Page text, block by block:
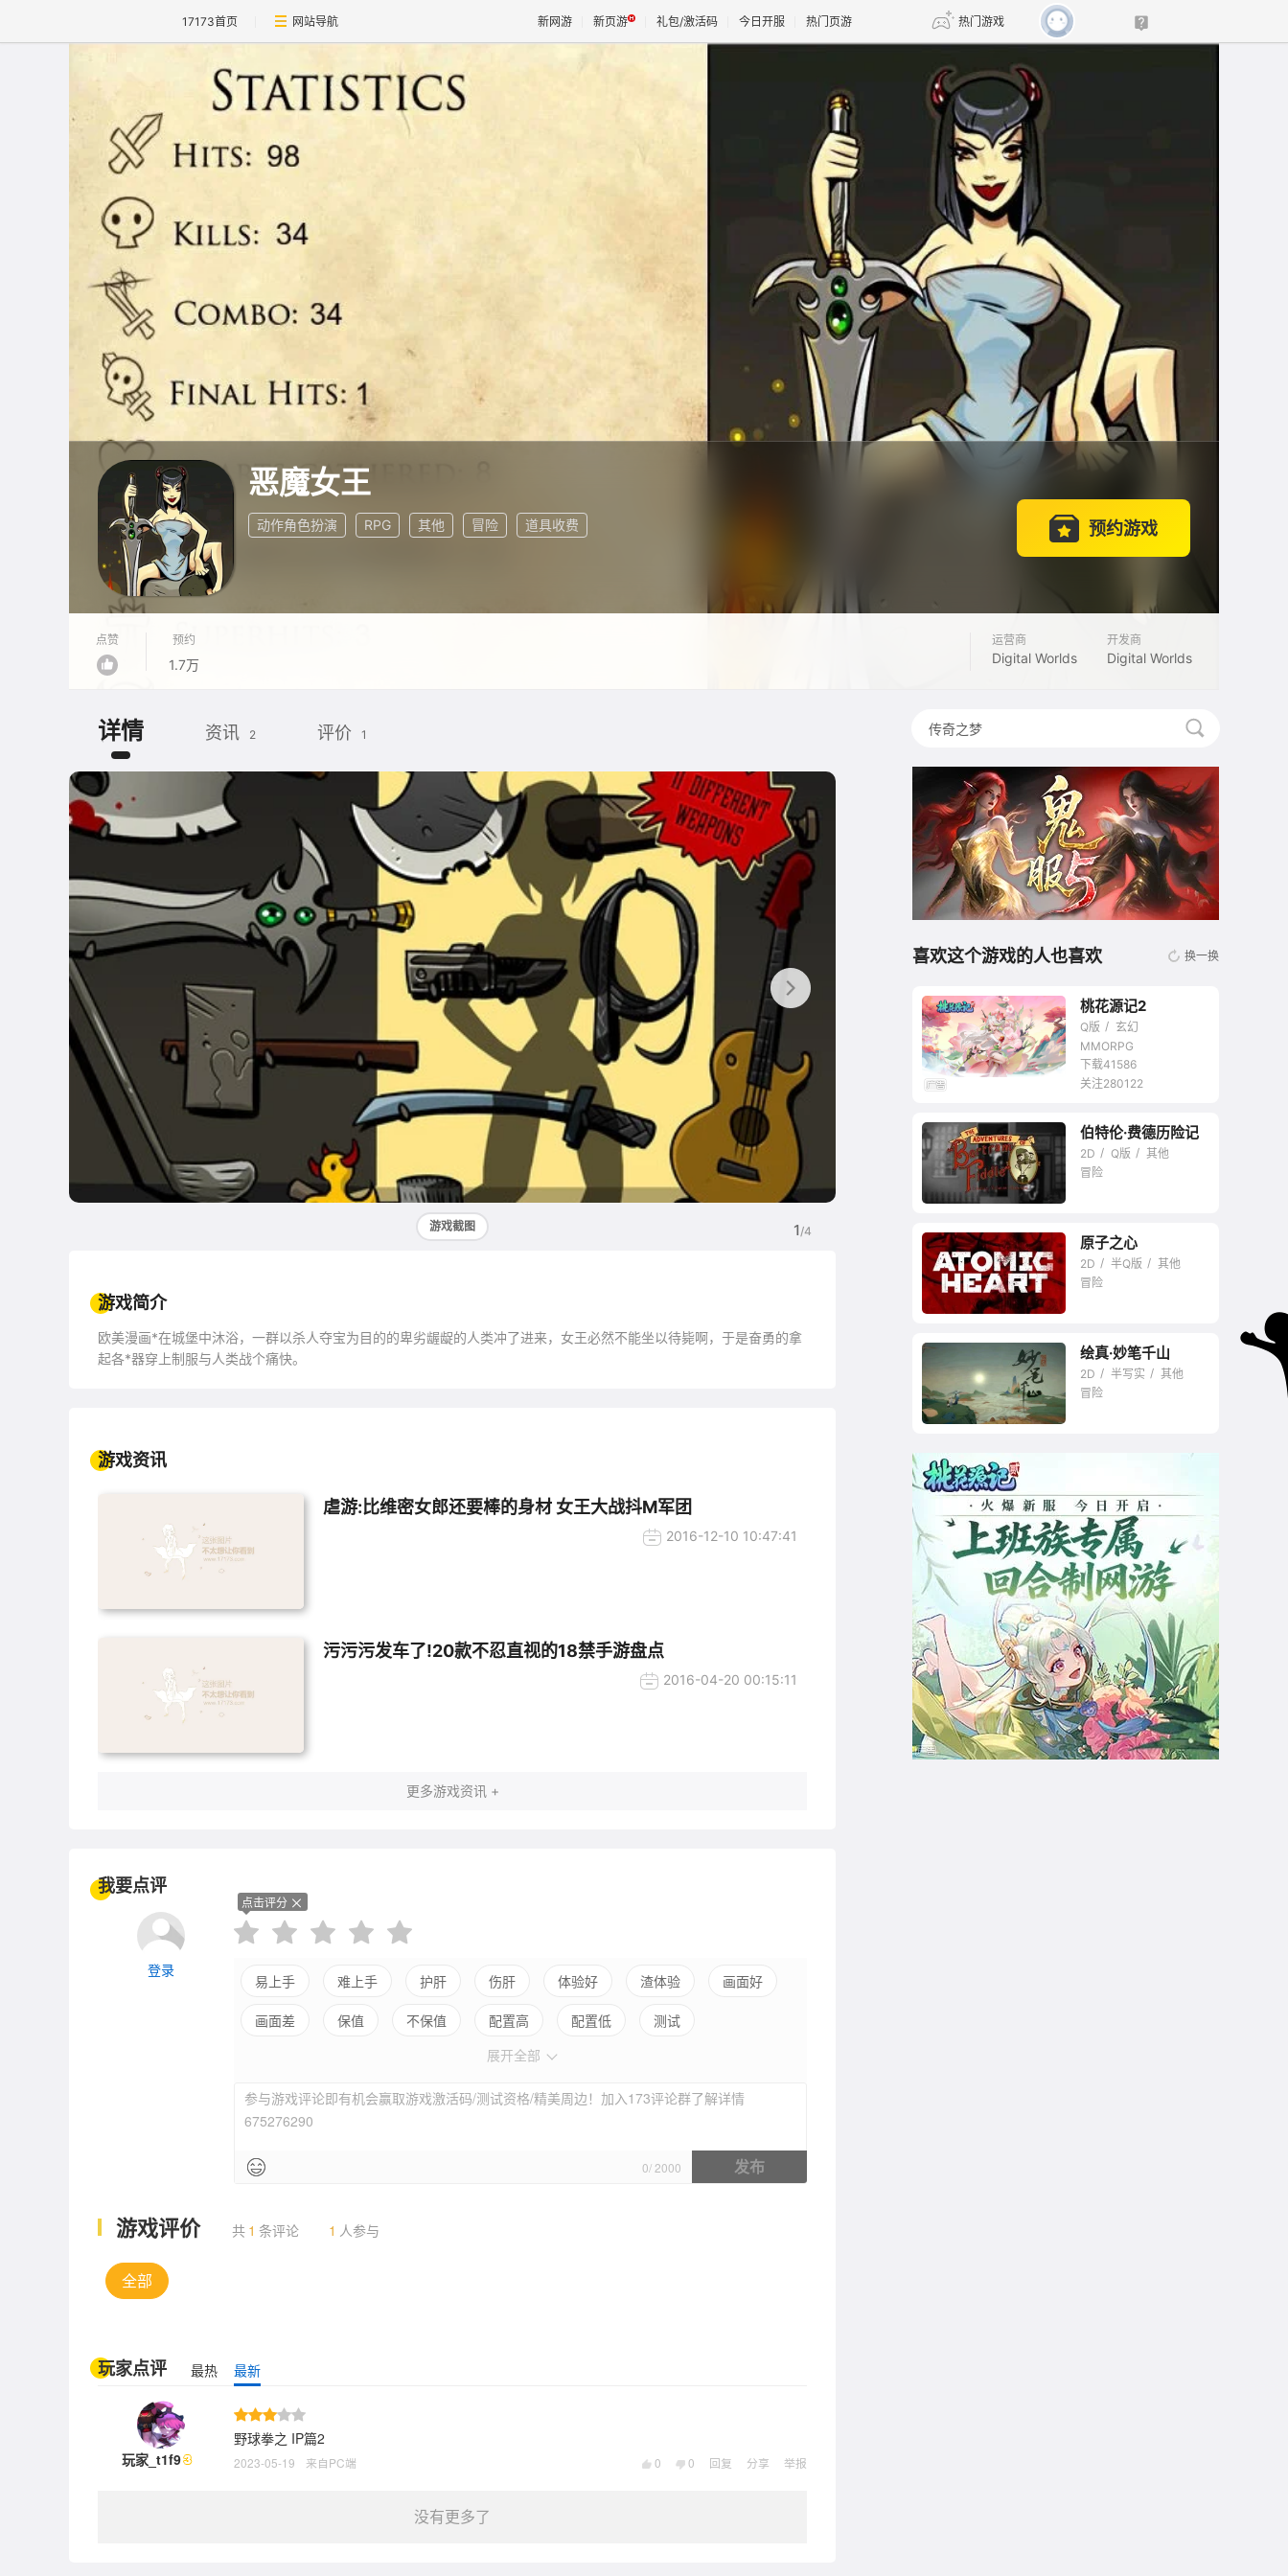
17173首页 网站导航 新网游 新页游 礼包/激活码 今日开服 热门页游 热门游戏
魔兽 传奇4
天堂 剑网3旗舰版 新天龙八部
王权与自由 诛仙世界 新仙侠5
恶魔女王
动作角色扮演 RPG 其他 冒险 道具收费 预约游戏
点赞 预约
1.7万
运营商
Digital Worlds
开发商
Digital Worlds
详情 资讯 2 评价 1
1/4
游戏截图
游戏简介
欧美漫画*在城堡中沐浴，一群以杀人夺宝为目的的卑劣龌龊的人类冲了进来，女王必然不能坐以待毙啊，于是奋勇的拿
起各*器穿上制服与人类战个痛快。
游戏资讯
虐游:比维密女郎还要棒的身材 女王大战抖M军团
2016-12-10 10:47:41
污污污发车了!20款不忍直视的18禁手游盘点
2016-04-20 00:15:11
更多游戏资讯 +
我要点评
登录
点击评分
易上手 难上手 护肝 伤肝 体验好 渣体验 画面好
画面差 保值 不保值 配置高 配置低
测试
展开全部
参与游戏评论即有机会赢取游戏激活码/测试资格/精美周边！加入173评论群了解详情
675276290
0/ 2000 发布
游戏评价 共 1 条评论 1 人参与
全部
玩家点评 最热 最新
玩家_t1f9
野球拳之 IP篇2
2023-05-19 来自PC端 0 0 回复 分享 举报
没有更多了
喜欢这个游戏的人也喜欢 换一换
网游
桃花源记2
Q版
玄幻
MMORPG
下载41586
关注280122
伯特伦·费德历险记
2D Q版
其他
冒险
原子之心
2D 半Q版
其他
冒险
绘真·妙笔千山
2D 半写实
其他
冒险